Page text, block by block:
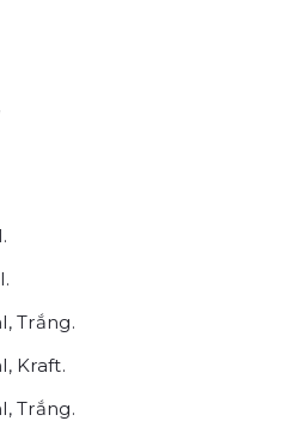
Trắng.
Kraft.
Trắng.